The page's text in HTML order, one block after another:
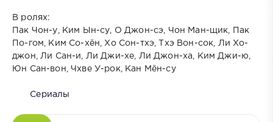
В ролях:
Пак Чон-у, Ким Ын-су, О Джон-сэ, Чон Ман-щик, Пак
По-гом, Ким Со-хён, Хо Сон-тхэ, Тхэ Вон-сок, Ли Хо-
джон, Ли Сан-и, Ли Джи-хе, Ли Джон-ха, Ким Джи-ю,
Юн Сан-вон, Чхве У-рок, Кан Мён-су
Сериалы